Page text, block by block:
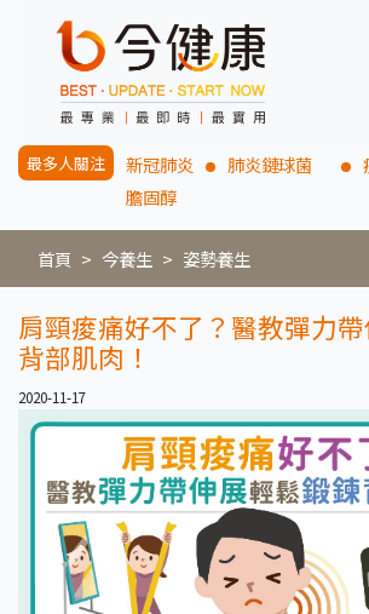
最多人關注 新冠肺炎 肺炎鏈球菌
膽固醇
首頁 今養生 姿勢養生
肩頸痠痛好不了？醫教彈力
背部肌肉！
2020-11-17